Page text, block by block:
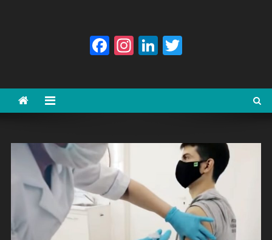
Facebook
Instagram
LinkedIn